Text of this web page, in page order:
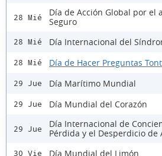
28 Mié
Día de Acción Global por el
Seguro
28 Mié Día Internacional del
28 Mié Día de Hacer Preguntas
29 Jue Día Marítimo Mundial
29 Jue Día Mundial del Corazón
29 Jue
Día Internacional de
Pérdida y el Desperdicio de
30 Vie Día Mundial del Limón